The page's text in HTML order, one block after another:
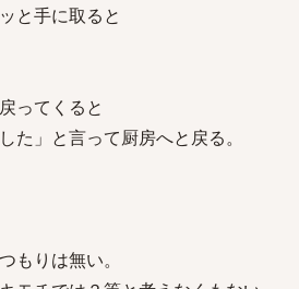
と手に取ると
ってくると
た」と言って厨房へと戻る。
もりは無い。